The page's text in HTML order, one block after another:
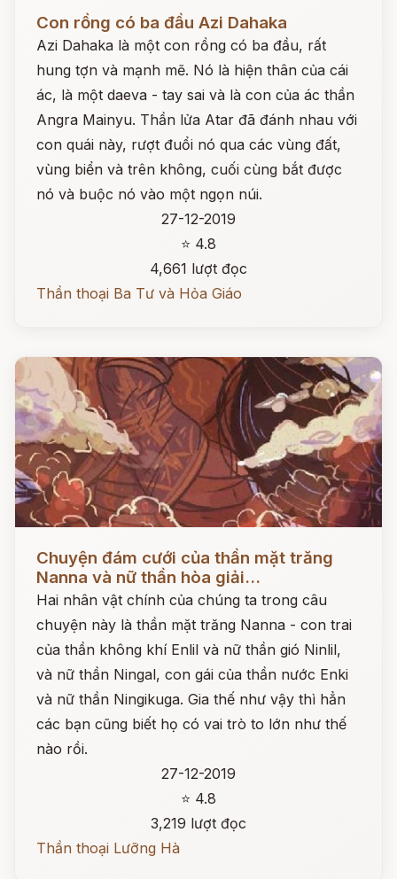
Con rồng có ba đầu Azi Dahaka
Azi Dahaka là một con rồng có ba đầu, rất
hung tợn và mạnh mẽ. Nó là hiện thân của cái
ác, là một daeva - tay sai và là con của ác thần
Angra Mainyu. Thần lửa Atar đã đánh nhau với
con quái này, rượt đuổi nó qua các vùng đất,
vùng biển và trên không, cuối cùng bắt được
nó và buộc nó vào một ngọn núi.
27-12-2019
⭐ 4.8
4,661 lượt đọc
Thần thoại Ba Tư và Hỏa Giáo
Chuyện đám cưới của thần mặt trăng
Nanna và nữ thần hòa giải...
Hai nhân vật chính của chúng ta trong câu
chuyện này là thần mặt trăng Nanna - con trai
của thần không khí Enlil và nữ thần gió Ninlil,
và nữ thần Ningal, con gái của thần nước Enki
và nữ thần Ningikuga. Gia thế như vậy thì hẳn
các bạn cũng biết họ có vai trò to lớn như thế
nào rồi.
27-12-2019
⭐ 4.8
3,219 lượt đọc
Thần thoại Lưỡng Hà